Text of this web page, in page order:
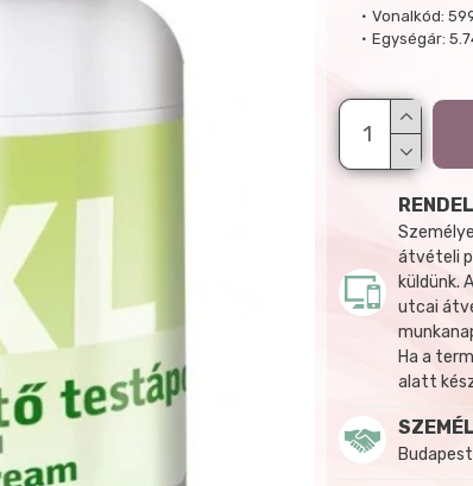
Vonalkód:
Egységár:
átvételi
küldünk.
utcai
Ha a
alatt